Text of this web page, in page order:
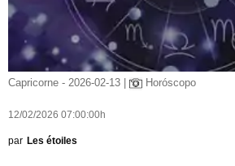
Capricorne - 2026-02-13 | Horóscopo
12/02/2026 07:00:00h
par Les étoiles